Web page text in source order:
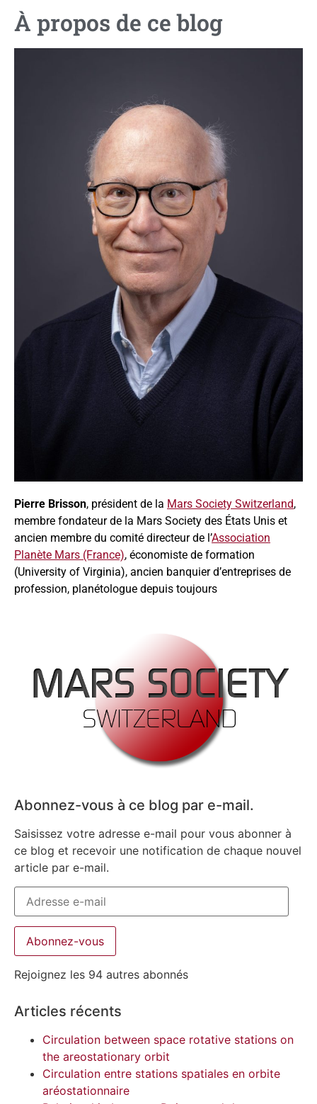
À propos de ce blog
Pierre Brisson, président de la Mars Society Switzerland,
membre fondateur de la Mars Society des États Unis et
ancien membre du comité directeur de l’Association
Planète Mars (France), économiste de formation
(University of Virginia), ancien banquier d’entreprises de
profession, planétologue depuis toujours
Abonnez-vous à ce blog par e-mail.
Saisissez votre adresse e-mail pour vous abonner à
ce blog et recevoir une notification de chaque nouvel
article par e-mail.
Abonnez-vous
Rejoignez les 94 autres abonnés
Articles récents
Circulation between space rotative stations on
the areostationary orbit
Circulation entre stations spatiales en orbite
aréostationnaire